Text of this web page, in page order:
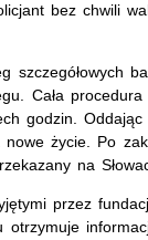
bez chwili
szczegółowych
Cała
godzin.
życie. Po
na
przez
otrzymuje